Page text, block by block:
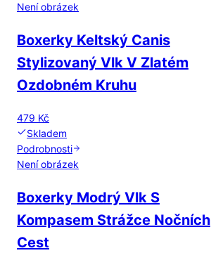
Není obrázek
Boxerky Keltský Canis
Stylizovaný Vlk V Zlatém
Ozdobném Kruhu
479 Kč
Skladem
Podrobnosti
Není obrázek
Boxerky Modrý Vlk S
Kompasem Strážce Nočních
Cest